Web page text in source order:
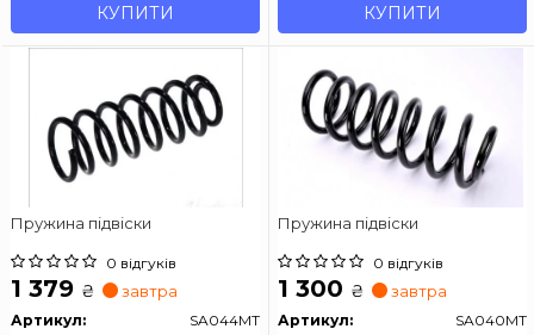
КУПИТИ КУПИТИ
Пружина підвіски
0 відгуків
1 379 ₴ завтра
Артикул:
SA044MT
Пружина підвіски
0 відгуків
1 300 ₴ завтра
Артикул:
SA040MT